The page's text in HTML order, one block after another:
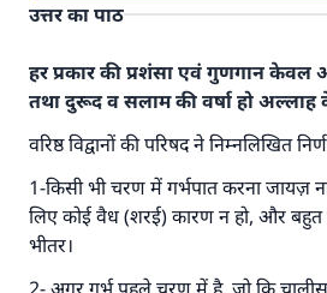
उत्तर का पाठ
हर प्रकार की प्रशंसा एवं गुणगान केवल
तथा दुरूद व सलाम की वर्षा हो
वरिष्ठ विद्वानों की परिषद ने निम्नलिखित
1-किसी भी चरण में गर्भपात करना
लिए कोई वैध (शरई) कारण न हो, और
भीतर।